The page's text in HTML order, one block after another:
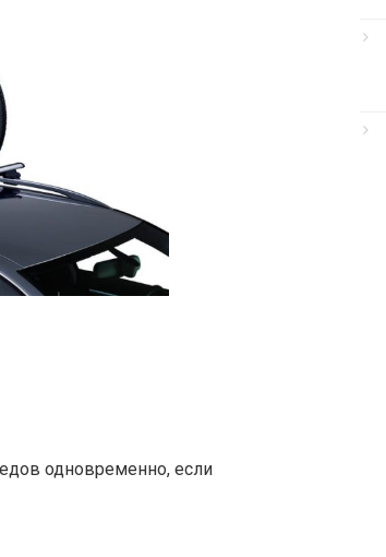
одновременно, если